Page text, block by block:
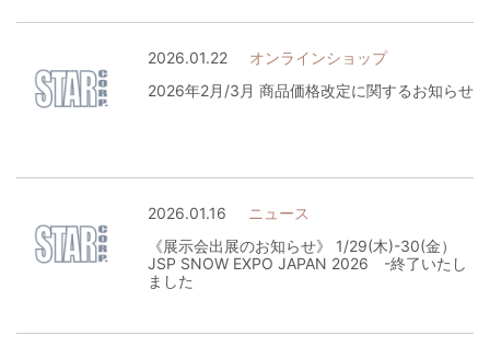
2026.01.22
オンラインショップ
2026年2月/3月 商品価格改定に関するお知らせ
2026.01.16
ニュース
《展示会出展のお知らせ》 1/29(木)-30(金）
JSP SNOW EXPO JAPAN 2026 -終了いたし
ました